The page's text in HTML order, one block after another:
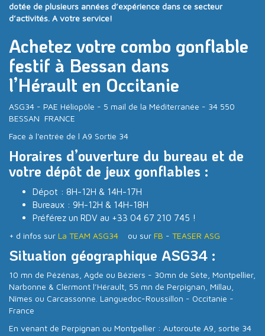
dotée de plusieurs années d’expérience dans ce secteur
d’activités. A votre service!
Achetez votre combo gonflable
festif à Bessan dans
l’Hérault en Occitanie
ASG34 - PAE Héliopôle - 5 mail de la Méditerranée - 34 550
BESSAN FRANCE
Face à l'entrée de l A9 Sortie 34
Horaires d’ouverture du bureau et de
votre dépôt de jeux gonflables :
Dépot : 8H-12H & 14H-17H
Bureaux : 9H-12H & 14H-18H
Préférez un RDV au +33 04 67 210 745 !
+ d infos sur La TEAM ASG34 ou sur FB - TEASER ASG
Situation géographique ASG34 :
10 mn de Pézénas, Agde ou Béziers - 30mn de Sète, Montpellier,
Narbonne & Clermont l’Hérault, 55 mn de Perpignan, Millau,
Nîmes ou Carcassonne. Languedoc-Roussillon - Occitanie -
France
En venant de Perpignan ou Montpellier : Autoroute A9, sortie 34